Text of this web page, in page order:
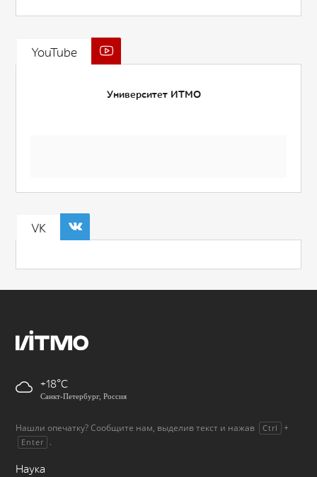
YouTube
Университет ИТМО
VK
+18
Санкт-Петербург, Россия
Нашли опечатку? Сообщите нам, выделив текст и нажав Ctrl +
Enter .
Наука